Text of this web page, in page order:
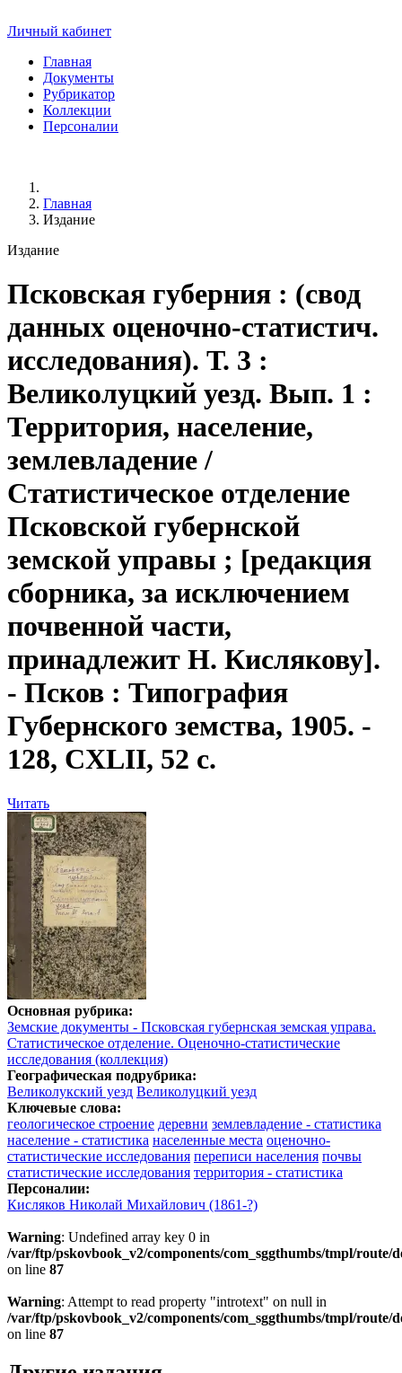
Личный кабинет
Главная
Документы
Рубрикатор
Коллекции
Персоналии
Главная
Издание
Издание
Псковская губерния : (свод
данных оценочно-статистич.
исследования). Т. 3 :
Великолуцкий уезд. Вып. 1 :
Территория, население,
землевладение /
Статистическое отделение
Псковской губернской
земской управы ; [редакция
сборника, за исключением
почвенной части,
принадлежит Н. Кислякову].
- Псков : Типография
Губернского земства, 1905. -
128, CXLII, 52 с.
Читать
Основная рубрика:
Земские документы - Псковская губернская земская управа.
Статистическое отделение. Оценочно-статистические
исследования (коллекция)
Географическая подрубрика:
Великолукский уезд Великолуцкий уезд
Ключевые слова:
геологическое строение деревни землевладение - статистика
население - статистика населенные места оценочно-
статистические исследования переписи населения почвы
статистические исследования территория - статистика
Персоналии:
Кисляков Николай Михайлович (1861-?)
Warning: Undefined array key 0 in
/var/ftp/pskovbook_v2/components/com_sggthumbs/tmpl/route/
on line 87
Warning: Attempt to read property "introtext" on null in
/var/ftp/pskovbook_v2/components/com_sggthumbs/tmpl/route/
on line 87